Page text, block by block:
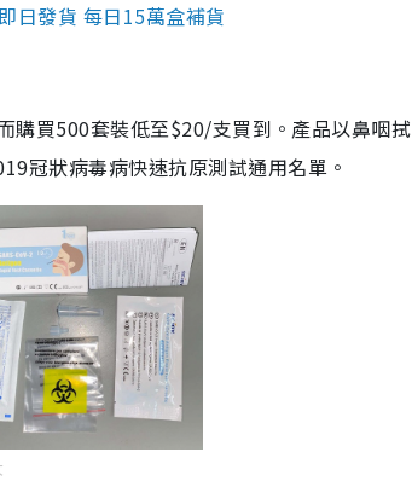
日發貨 每日15萬盒補貨
購買500套裝低至$20/支買到。產品以鼻咽
冠狀病毒病快速抗原測試通用名單。